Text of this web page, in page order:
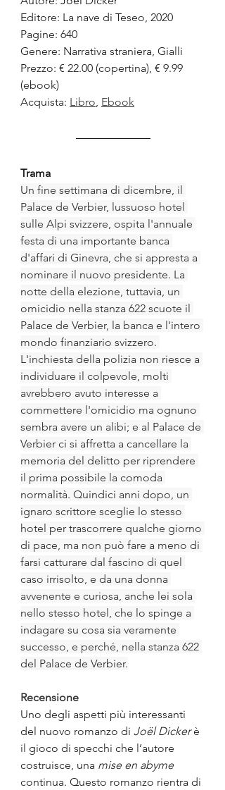
Editore: La nave di Teseo, 2020
Pagine: 640
Genere: Narrativa straniera, Gialli
Prezzo: € 22.00 (copertina), € 9.99
(ebook)
Acquista: Libro, Ebook
Trama
Un fine settimana di dicembre, il
Palace de Verbier, lussuoso hotel
sulle Alpi svizzere, ospita l'annuale
festa di una importante banca
d'affari di Ginevra, che si appresta a
nominare il nuovo presidente. La
notte della elezione, tuttavia, un
omicidio nella stanza 622 scuote il
Palace de Verbier, la banca e l'intero
mondo finanziario svizzero.
L'inchiesta della polizia non riesce a
individuare il colpevole, molti
avrebbero avuto interesse a
commettere l'omicidio ma ognuno
sembra avere un alibi; e al Palace de
Verbier ci si affretta a cancellare la
memoria del delitto per riprendere
il prima possibile la comoda
normalità. Quindici anni dopo, un
ignaro scrittore sceglie lo stesso
hotel per trascorrere qualche giorno
di pace, ma non può fare a meno di
farsi catturare dal fascino di quel
caso irrisolto, e da una donna
avvenente e curiosa, anche lei sola
nello stesso hotel, che lo spinge a
indagare su cosa sia veramente
successo, e perché, nella stanza 622
del Palace de Verbier.
Recensione
Uno degli aspetti più interessanti
del nuovo romanzo di Joël Dicker è
il gioco di specchi che l’autore
costruisce, una mise en abyme
continua. Questo romanzo rientra di